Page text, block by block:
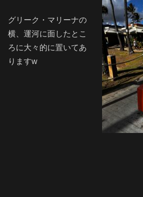
グリーク・マリーナの
横、運河に面したとこ
ろに大々的に置いてあ
りますw